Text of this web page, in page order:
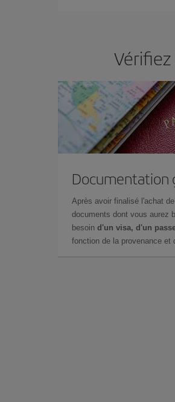
Documentation
Après avoir finalisé l'achat
documents dont vous aurez
besoin d'un visa, d'un
fonction de la provenance et